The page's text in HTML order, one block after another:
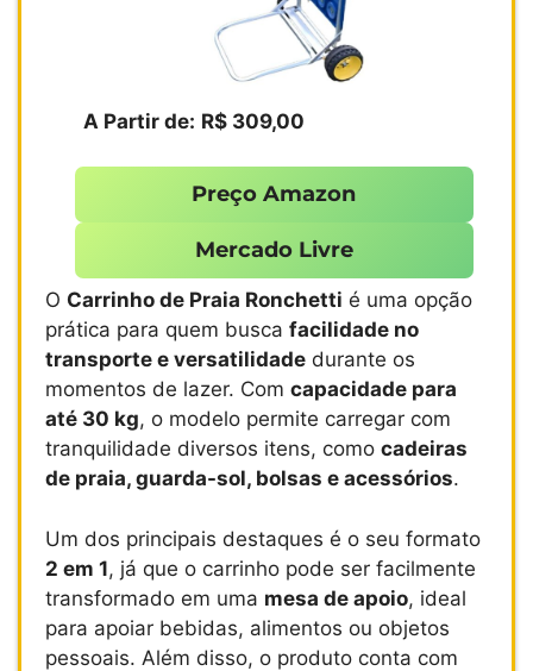
A Partir de: R$ 309,00
Preço Amazon
Mercado Livre
O Carrinho de Praia Ronchetti é uma opção
prática para quem busca facilidade no
transporte e versatilidade durante os
momentos de lazer. Com capacidade para
até 30 kg, o modelo permite carregar com
tranquilidade diversos itens, como cadeiras
de praia, guarda-sol, bolsas e acessórios.
Um dos principais destaques é o seu formato
2 em 1, já que o carrinho pode ser facilmente
transformado em uma mesa de apoio, ideal
para apoiar bebidas, alimentos ou objetos
pessoais. Além disso, o produto conta com